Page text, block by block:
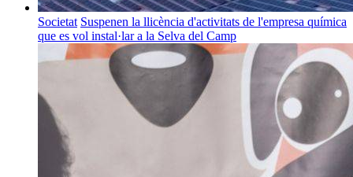
Societat Suspenen la llicència d'activitats de l'empresa química
que es vol instal·lar a la Selva del Camp